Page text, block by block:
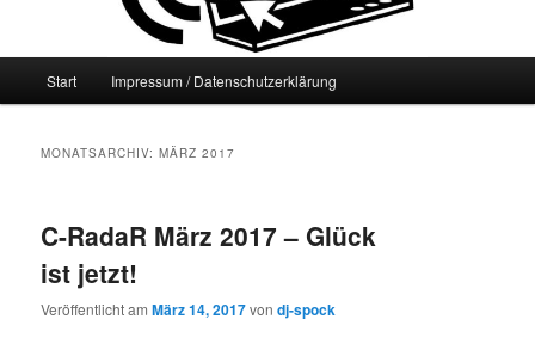
Start Impressum / Datenschutzerklärung
MONATSARCHIV:MÄRZ 2017
C-RadaR März 2017 – Glück
ist jetzt!
Veröffentlicht amMärz 14, 2017vondj-spock